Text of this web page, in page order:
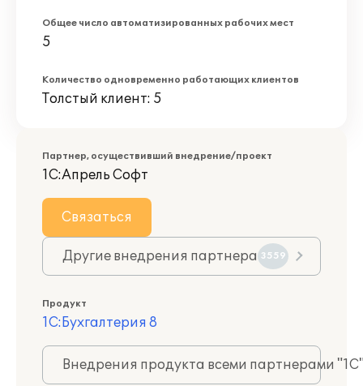
Общее число автоматизированных рабочих мест
5
Количество одновременно работающих клиентов
Толстый клиент: 5
Партнер, осуществивший внедрение/проект
1С:Апрель Софт
Связаться
Другие внедрения партнера 3559
Продукт
1С:Бухгалтерия 8
Внедрения продукта всеми партнерами